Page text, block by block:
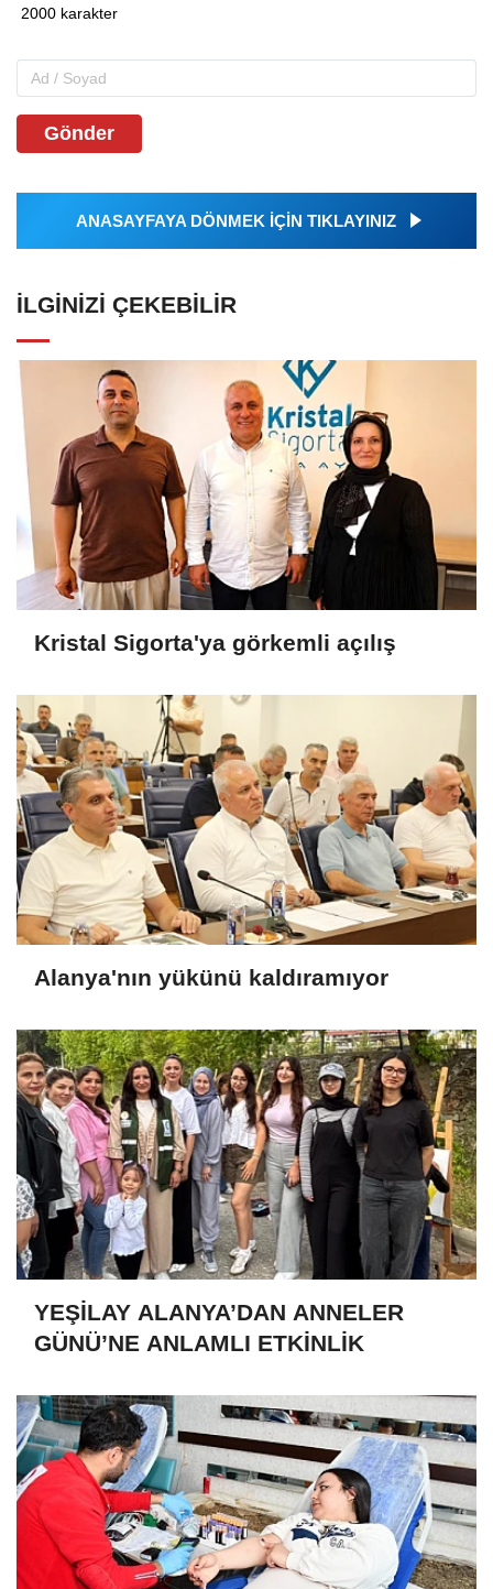
Gönder
ANASAYFAYA DÖNMEK İÇİN TIKLAYINIZ
İLGINIZI ÇEKEBILIR
Kristal Sigorta'ya görkemli açılış
Alanya'nın yükünü kaldıramıyor
YEŞİLAY ALANYA’DAN ANNELER
GÜNÜ’NE ANLAMLI ETKİNLİK